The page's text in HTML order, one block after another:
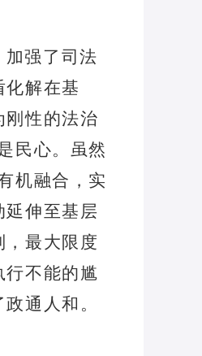
加强了司法
化解在基
刚性的法治
民心。虽然
机融合，实
延伸至基层
最大限度
行不能的尴
通人和。